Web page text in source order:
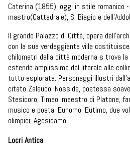
Caterina (1855), oggi in stile romanico -
mastro(Cattedrale), S. Biagio e
Il grande Palazzo di Città, opera
con la sua verdeggiante villa
chilometri dalla città moderna s trova la
estende amplissima dal litorale alle
tutto esplorata. Personaggi illustri
citato Zaleuco: Nosside, poetessa
Stesicoro; Timeo, maestro di Platone,
musico e poeta; Eunomo; Eutimo, due
olimpici; Agesidamo.
Locri Antica